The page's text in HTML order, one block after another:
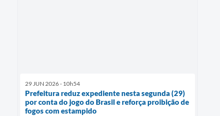
29 JUN 2026 - 10h54
Prefeitura reduz expediente nesta segunda (29)
por conta do jogo do Brasil e reforça proibição de
fogos com estampido